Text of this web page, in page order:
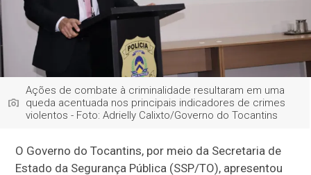
Ações de combate à criminalidade resultaram em uma
queda acentuada nos principais indicadores de crimes
violentos - Foto: Adrielly Calixto/Governo do Tocantins
O Governo do Tocantins, por meio da Secretaria de
Estado da Segurança Pública (SSP/TO), apresentou